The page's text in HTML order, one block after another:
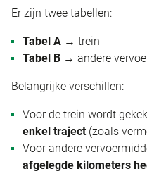
Er zijn twee tabellen:
Tabel A → trein
Tabel B → andere
Belangrijke verschillen:
Voor de trein wordt
enkel traject (zoals
Voor andere
afgelegde kilometers